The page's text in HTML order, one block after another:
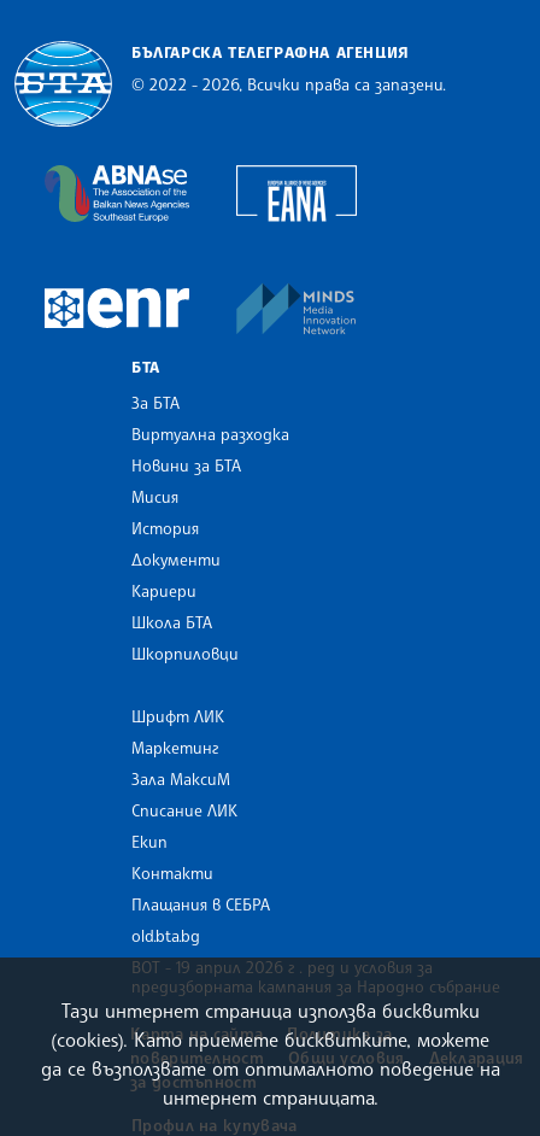
БЪЛГАРСКА ТЕЛЕГРАФНА АГЕНЦИЯ
© 2022 - 2026, Всички права са запазени.
The Assocoation of the Balkan News Agencies
European Newsroom
БТА
За БТА
Виртуална разходка
Новини за БТА
Мисия
История
Документи
Кариери
Школа БТА
Шкорпиловци
Шрифт ЛИК
Маркетинг
Зала МаксиМ
Списание ЛИК
Екип
Контакти
Плащания в СЕБРА
old.bta.bg
ВОТ - 19 април 2026 г . ред и условия за
предизборната кампания за Народно събрание
Карта на сайта
Политика за
поверителност
Общи условия
Декларация
за достъпност
Профил на купувача
Тази интернет страница използва бисквитки
(cookies). Като приемете бисквитките, можете
да се възползвате от оптималното поведение на
интернет страницата.